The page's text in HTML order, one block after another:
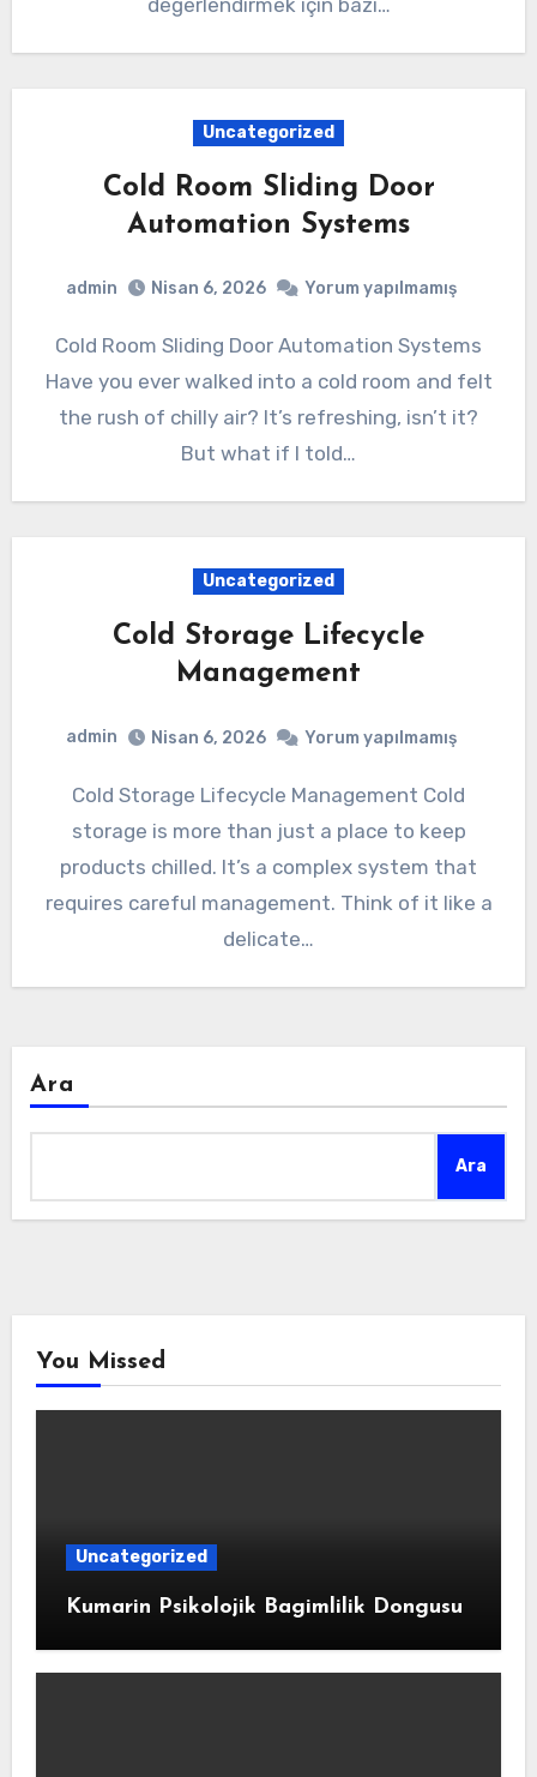
Uncategorized
Cold Room Sliding Door
Automation Systems
admin Nisan 6, 2026 Yorum yapılmamış
Cold Room Sliding Door Automation Systems
Have you ever walked into a cold room and felt
the rush of chilly air? It’s refreshing, isn’t it?
But what if I told…
Uncategorized
Cold Storage Lifecycle
Management
admin Nisan 6, 2026 Yorum yapılmamış
Cold Storage Lifecycle Management Cold
storage is more than just a place to keep
products chilled. It’s a complex system that
requires careful management. Think of it like a
delicate…
Ara
Ara
You Missed
Uncategorized
Kumarin Psikolojik Bagimlilik Dongusu